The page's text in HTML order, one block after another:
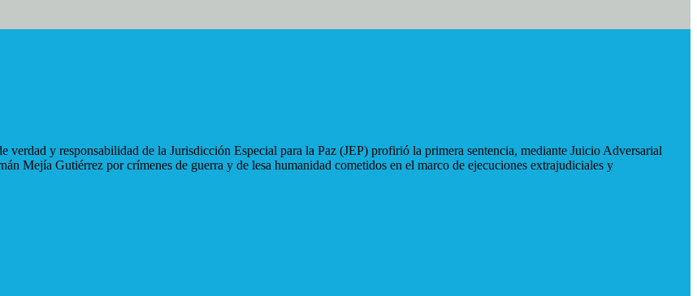
verdad y responsabilidad de la Jurisdicción Especial para la Paz (JEP) profirió la primera sentencia, mediante Juicio Adversarial
Mejía Gutiérrez por crímenes de guerra y de lesa humanidad cometidos en el marco de ejecuciones extrajudiciales y